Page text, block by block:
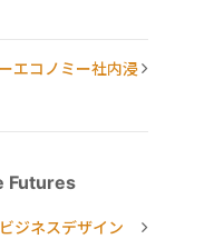
エコノミー社内浸
Futures
ジネスデザイン